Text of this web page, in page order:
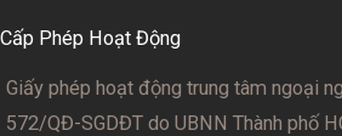
Cấp Phép Hoạt Động
Giấy phép hoạt động trung tâm ngoại
572/QĐ-SGDĐT do UBNN Thành phố